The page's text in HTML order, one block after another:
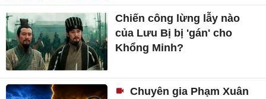
Chiến công lừng lẫy nào
của Lưu Bị bị 'gán' cho
Khổng Minh?
Chuyên gia Phạm Xuân